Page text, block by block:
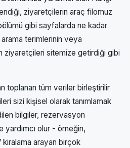
ziyaretçilerin araç filomuz
gibi sayfalarda ne kadar
terimlerinin veya
ziyaretçileri sitemize getirdiği gibi
toplanan tüm veriler birleştirilir
sizi kişisel olarak tanımlamak
bilgiler, rezervasyon
olur - örneğin,
kiralama arayan birçok